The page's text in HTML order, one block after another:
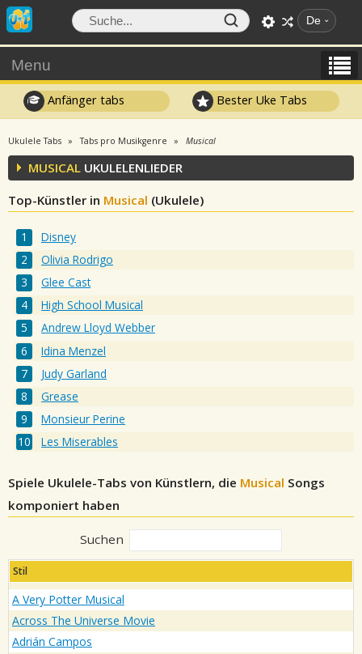
De
Menu
Anfänger tabs Bester Uke Tabs
Ukulele Tabs Tabs pro Musikgenre Musical
MUSICAL UKULELENLIEDER
Top-Künstler in Musical (Ukulele)
Disney
Olivia Rodrigo
Glee Cast
High School Musical
Andrew Lloyd Webber
Idina Menzel
Judy Garland
Grease
Monsieur Perine
Les Miserables
Spiele Ukulele-Tabs von Künstlern, die Musical Songs
komponiert haben
Suchen
Stil
A Very Potter Musical
Across The Universe Movie
Adrián Campos